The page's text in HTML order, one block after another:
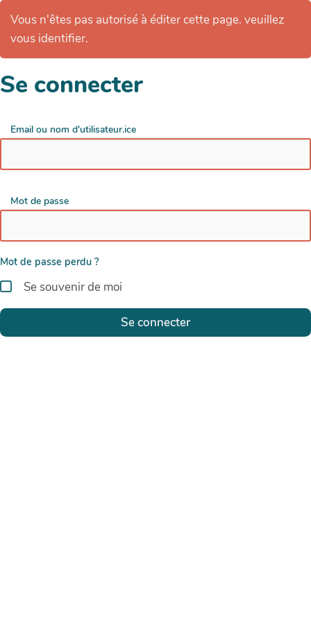
Vous n'êtes pas autorisé à éditer cette page. veuillez
vous identifier.
Se connecter
Email ou nom d'utilisateur.ice
Mot de passe
Mot de passe perdu ?
Se souvenir de moi
Se connecter